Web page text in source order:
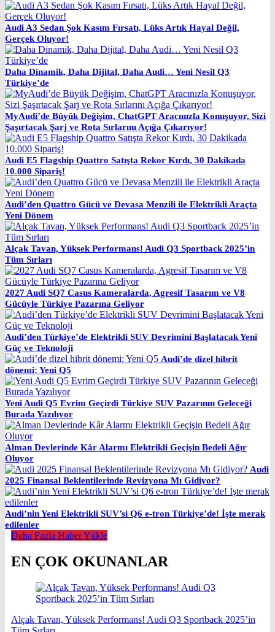
Audi A3 Sedan Şok Kasım Fırsatı, Lüks Artık Hayal Değil,
Gerçek Oluyor!
Daha Dinamik, Daha Dijital, Daha Audi… Yeni Nesil Q3
Türkiye’de
MyAudi’de Büyük Değişim, ChatGPT Aracınızla Konuşuyor, Sizi
Şaşırtacak Şarj ve Rota Sırlarını Açığa Çıkarıyor!
Audi E5 Flagship Quattro Satışta Rekor Kırdı, 30 Dakikada
10.000 Sipariş!
Audi’den Quattro Gücü ve Devasa Menzili ile Elektrikli Araçta
Yeni Dönem
Alçak Tavan, Yüksek Performans! Audi Q3 Sportback 2025’in
Tüm Sırları
2027 Audi SQ7 Casus Kameralarda, Agresif Tasarım ve V8
Gücüyle Türkiye Pazarına Geliyor
Audi’den Türkiye’de Elektrikli SUV Devrimini Başlatacak Yeni
Güç ve Teknoloji
Audi’de dizel hibrit
dönemi: Yeni Q5
Yeni Audi Q5 Evrim Geçirdi Türkiye SUV Pazarının Geleceği
Burada Yazılıyor
Alman Devlerinde Kâr Alarmı Elektrikli Geçişin Bedeli Ağır
Oluyor
Audi
2025 Finansal Beklentilerinde Revizyona Mı Gidiyor?
Audi’nin Yeni Elektrikli SUV’si Q6 e-tron Türkiye’de! İşte merak
edilenler
Daha Fazla Haber Yükle
EN ÇOK OKUNANLAR
Alçak Tavan, Yüksek Performans! Audi Q3 Sportback 2025’in